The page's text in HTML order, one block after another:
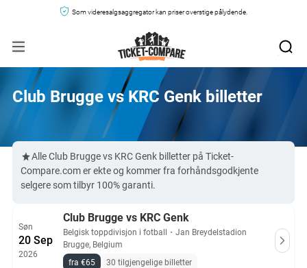
Som videresalgsaggregator kan priser overstige pålydende.
Club Brugge vs KRC Genk billetter
Alle Club Brugge vs KRC Genk billetter på Ticket-
Compare.com er ekte og kommer fra forhåndsgodkjente
selgere som tilbyr 100% garanti.
Søn
20 Sep
2026
Club Brugge vs KRC Genk
Belgisk toppdivisjon i fotball ・ Jan Breydelstadion
Brugge, Belgium
fra €65
30 tilgjengelige billetter